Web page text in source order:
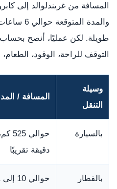
والمدة
التوقف للراحة، الوقود،
وسيلة
التنقل
المسافة /
بالسيارة
دقيقة تقريبًا
بالقطار حوالي 10 إلى 11 ساعة مع تبديلات